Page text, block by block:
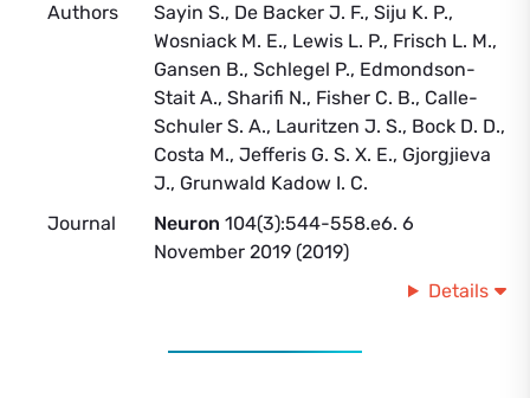
Authors
Sayin S., De Backer J. F., Siju K. P.,
Wosniack M. E., Lewis L. P., Frisch L. M.,
Gansen B., Schlegel P., Edmondson-
Stait A., Sharifi N., Fisher C. B., Calle-
Schuler S. A., Lauritzen J. S., Bock D. D.,
Costa M., Jefferis G. S. X. E., Gjorgjieva
J., Grunwald Kadow I. C.
Journal
Neuron 104(3):544-558.e6. 6
November 2019 (2019)
Details